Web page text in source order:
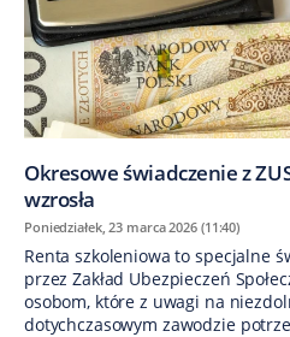
Okresowe świadczenie z
wzrosła
Poniedziałek, 23 marca 2026 (11:40)
Renta szkoleniowa to specjalne
przez Zakład Ubezpieczeń
osobom, które z uwagi na
dotychczasowym zawodzie